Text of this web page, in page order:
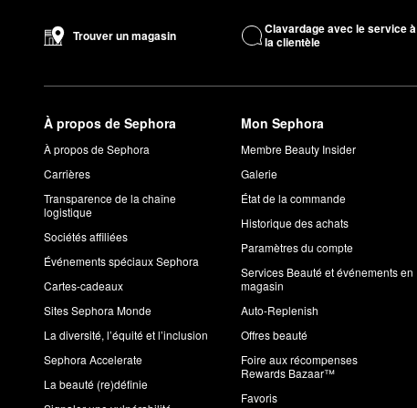
Trouver un magasin
Clavardage avec le service à
la clientèle
À propos de Sephora
À propos de Sephora
Carrières
Transparence de la chaîne
logistique
Sociétés affiliées
Événements spéciaux Sephora
Cartes-cadeaux
Sites Sephora Monde
La diversité, l’équité et l’inclusion
Sephora Accelerate
La beauté (re)définie
Mon Sephora
Membre Beauty Insider
Galerie
État de la commande
Historique des achats
Paramètres du compte
Services Beauté et événements en
magasin
Auto-Replenish
Offres beauté
Foire aux récompenses
Rewards Bazaar™
Favoris